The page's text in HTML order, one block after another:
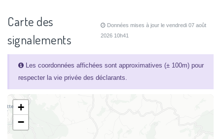
Carte des
signalements
Données mises à jour le vendredi 07 août
2026 10h41
Les coordonnées affichées sont approximatives (± 100m) pour
respecter la vie privée des déclarants.
+
−